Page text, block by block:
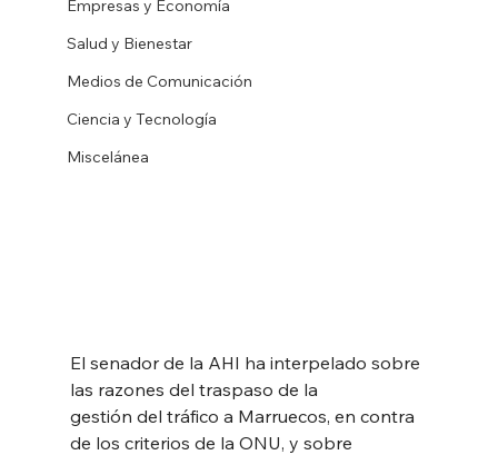
Empresas y Economía
Salud y Bienestar
Medios de Comunicación
Ciencia y Tecnología
Miscelánea
El senador de la AHI ha interpelado sobre
las razones del traspaso de la
gestión del tráfico a Marruecos, en contra
de los criterios de la ONU, y sobre